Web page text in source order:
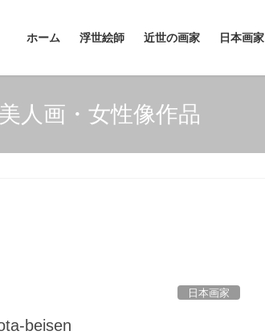
ホーム 浮世絵師 近世の画家 日本画家
美人画・女性像作品
日本画家
beisen